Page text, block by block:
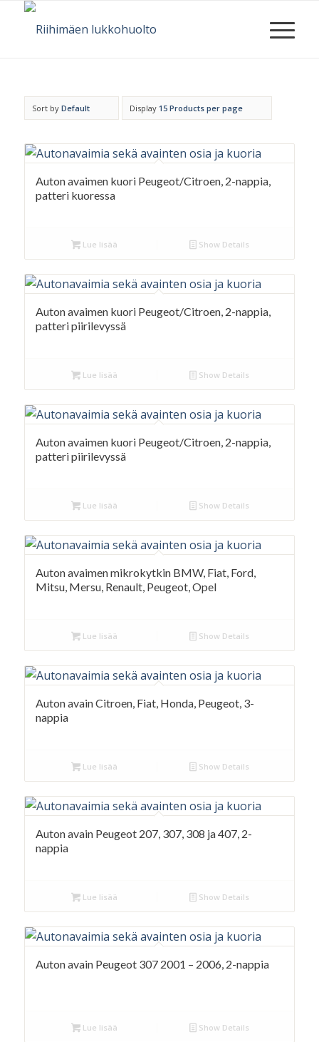
Sort by Default Display 15 Products per page
Auton avaimen kuori Peugeot/Citroen, 2-nappia,
patteri kuoressa
Lue lisää Show Details
Auton avaimen kuori Peugeot/Citroen, 2-nappia,
patteri piirilevyssä
Lue lisää Show Details
Auton avaimen kuori Peugeot/Citroen, 2-nappia,
patteri piirilevyssä
Lue lisää Show Details
Auton avaimen mikrokytkin BMW, Fiat, Ford,
Mitsu, Mersu, Renault, Peugeot, Opel
Lue lisää Show Details
Auton avain Citroen, Fiat, Honda, Peugeot, 3-
nappia
Lue lisää Show Details
Auton avain Peugeot 207, 307, 308 ja 407, 2-
nappia
Lue lisää Show Details
Auton avain Peugeot 307 2001 – 2006, 2-nappia
Lue lisää Show Details